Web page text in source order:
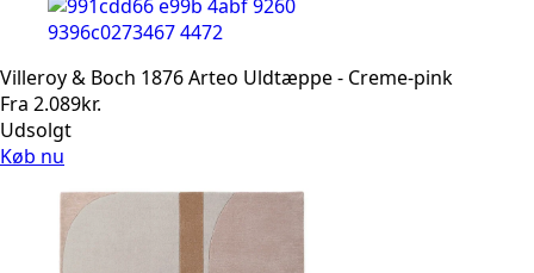
Villeroy & Boch 1876 Arteo Uldtæppe - Creme-pink
Fra 2.089kr.
Udsolgt
Køb nu